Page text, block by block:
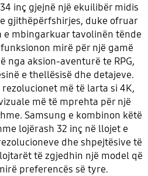
inç gjejnë një ekuilibër midis
gjithëpërfshirjes, duke ofruar
e mbingarkuar tavolinën tënde
mirë për një gamë
nga aksion-aventurë te RPG,
e thellësisë dhe detajeve.
më të larta si 4K,
më të mprehta për një
Samsung e kombinon këtë
lojërash 32 inç në llojet e
dhe shpejtësive të
të zgjedhin një model që
preferencës së tyre.